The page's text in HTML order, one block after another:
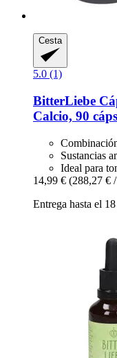
Cesta
5.0 (1)
BitterLiebe
Calcio, 90
Sustancias
Ideal para
14,99 € (288,27 €
Entrega hasta el